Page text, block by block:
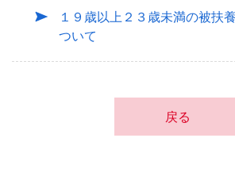
１９歳以上２３歳未満の被扶
ついて
戻る